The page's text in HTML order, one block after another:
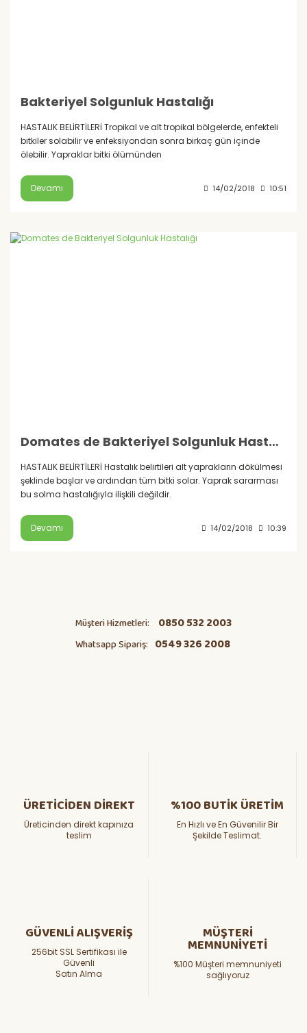
Bakteriyel Solgunluk Hastalığı
HASTALIK BELİRTİLERİ Tropikal ve alt tropikal bölgelerde, enfekteli
bitkiler solabilir ve enfeksiyondan sonra birkaç gün içinde
ölebilir. Yapraklar bitki ölümünden
Devamı 14/02/2018 10:51
Domates de Bakteriyel Solgunluk Hastalığı
HASTALIK BELİRTİLERİ Hastalık belirtileri alt yaprakların dökülmesi
şeklinde başlar ve ardından tüm bitki solar. Yaprak sararması
bu solma hastalığıyla ilişkili değildir.
Devamı 14/02/2018 10:39
Müşteri Hizmetleri: 0850 532 2003
Whatsapp Sipariş: 0549 326 2008
ÜRETİCİDEN DİREKT
Üreticinden direkt kapınıza
teslim
%100 BUTİK ÜRETİM
En Hızlı ve En Güvenilir Bir
Şekilde Teslimat.
GÜVENLİ ALIŞVERİŞ
256bit SSL Sertifikası ile
Güvenli
Satın Alma
MÜŞTERİ
MEMNUNİYETİ
%100 Müşteri memnuniyeti
sağlıyoruz